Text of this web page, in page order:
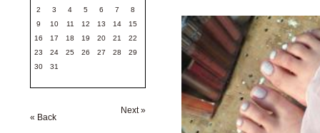
2
3 4 5 6 7
8
9
10 11 12 13 14
15
16
17 18 19 20 21
22
23
24 25 26 27 28
29
30
31
« Back
Next »